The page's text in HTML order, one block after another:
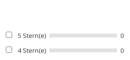
5 Stern(e)
0
4 Stern(e)
0